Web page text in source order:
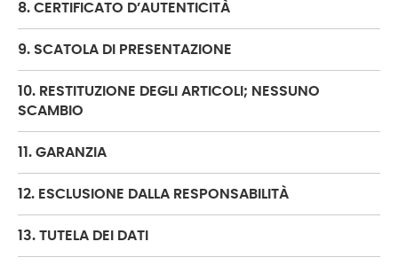
8. CERTIFICATO D’AUTENTICITÀ
9. SCATOLA DI PRESENTAZIONE
10. RESTITUZIONE DEGLI ARTICOLI; NESSUNO
SCAMBIO
11. GARANZIA
12. ESCLUSIONE DALLA RESPONSABILITÀ
13. TUTELA DEI DATI